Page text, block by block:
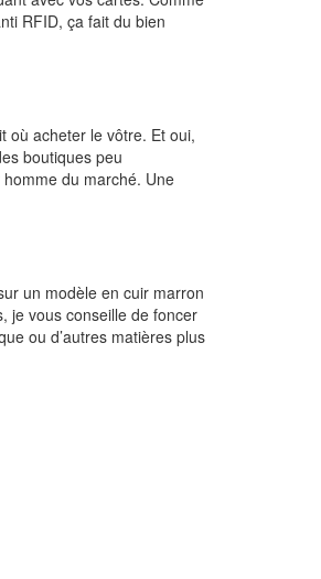
RFID, ça fait du bien
où acheter le vôtre. Et oui,
boutiques peu
du marché. Une
un modèle en cuir marron
je vous conseille de foncer
ou d’autres matières plus